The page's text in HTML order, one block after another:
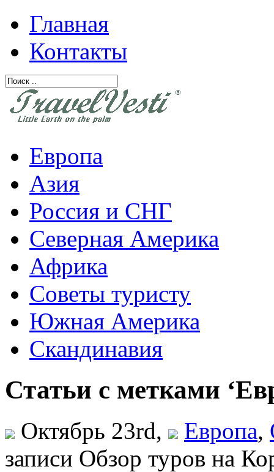
Главная
Контакты
Европа
Азия
Россия и СНГ
Северная Америка
Африка
Советы туристу
Южная Америка
Скандинавия
Статьи с метками
Октябрь 23rd, Европа,
записи Обзор туров на